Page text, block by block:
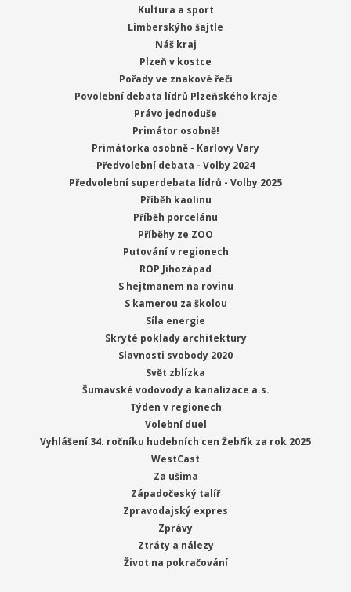
Kultura a sport
Limberskýho šajtle
Náš kraj
Plzeň v kostce
Pořady ve znakové řeči
Povolební debata lídrů Plzeňského kraje
Právo jednoduše
Primátor osobně!
Primátorka osobně - Karlovy Vary
Předvolební debata - Volby 2024
Předvolební superdebata lídrů - Volby 2025
Příběh kaolinu
Příběh porcelánu
Příběhy ze ZOO
Putování v regionech
ROP Jihozápad
S hejtmanem na rovinu
S kamerou za školou
Síla energie
Skryté poklady architektury
Slavnosti svobody 2020
Svět zblízka
Šumavské vodovody a kanalizace a.s.
Týden v regionech
Volební duel
Vyhlášení 34. ročníku hudebních cen Žebřík za rok 2025
WestCast
Za ušima
Západočeský talíř
Zpravodajský expres
Zprávy
Ztráty a nálezy
Život na pokračování